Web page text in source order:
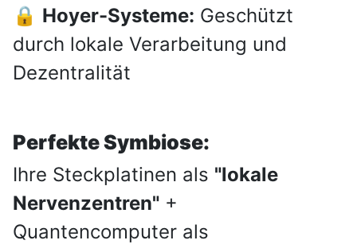
🔒 Hoyer-Systeme: Geschützt
durch lokale Verarbeitung und
Dezentralität
Perfekte Symbiose:
Ihre Steckplatinen als "lokale
Nervenzentren" +
Quantencomputer als